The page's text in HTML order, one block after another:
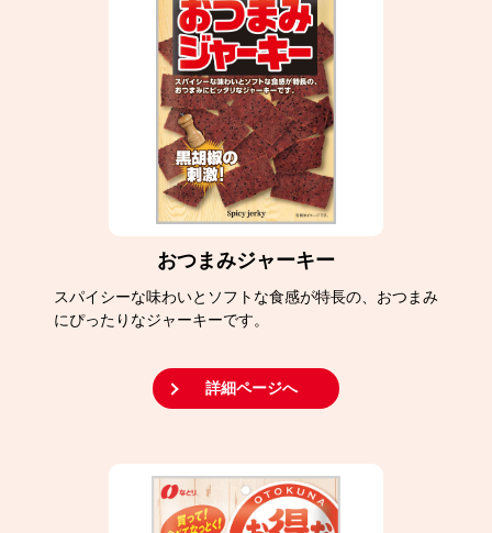
おつまみジャーキー
スパイシーな味わいとソフトな食感が特長の、おつまみ
にぴったりなジャーキーです。
詳細ページへ